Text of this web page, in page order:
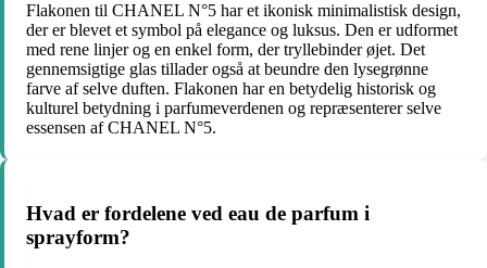
Flakonen til CHANEL N°5 har et ikonisk minimalistisk design,
der er blevet et symbol på elegance og luksus. Den er udformet
med rene linjer og en enkel form, der tryllebinder øjet. Det
gennemsigtige glas tillader også at beundre den lysegrønne
farve af selve duften. Flakonen har en betydelig historisk og
kulturel betydning i parfumeverdenen og repræsenterer selve
essensen af CHANEL N°5.
Hvad er fordelene ved eau de parfum i
sprayform?